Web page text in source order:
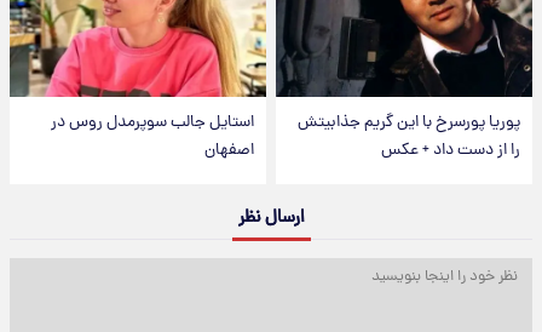
پوریا پورسرخ با این گریم جذابیتش
را از دست داد + عکس
استایل جالب سوپرمدل روس در
اصفهان
ارسال نظر